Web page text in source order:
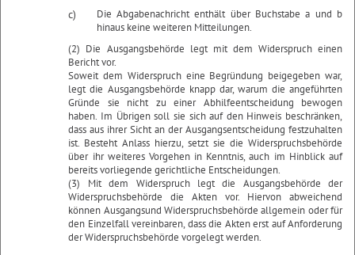
c)
Die Abgabenachricht enthält über Buchstabe a und b
hinaus keine weiteren Mitteilungen.
(2) Die Ausgangsbehörde legt mit dem Widerspruch einen
Bericht vor.
Soweit dem Widerspruch eine Begründung beigegeben war,
legt die Ausgangsbehörde knapp dar, warum die angeführten
Gründe sie nicht zu einer Abhilfeentscheidung bewogen
haben. Im Übrigen soll sie sich auf den Hinweis beschränken,
dass aus ihrer Sicht an der Ausgangsentscheidung festzuhalten
ist. Besteht Anlass hierzu, setzt sie die Widerspruchsbehörde
über ihr weiteres Vorgehen in Kenntnis, auch im Hinblick auf
bereits vorliegende gerichtliche Entscheidungen.
(3) Mit dem Widerspruch legt die Ausgangsbehörde der
Widerspruchsbehörde die Akten vor. Hiervon abweichend
können Ausgangsund Widerspruchsbehörde allgemein oder für
den Einzelfall vereinbaren, dass die Akten erst auf Anforderung
der Widerspruchsbehörde vorgelegt werden.